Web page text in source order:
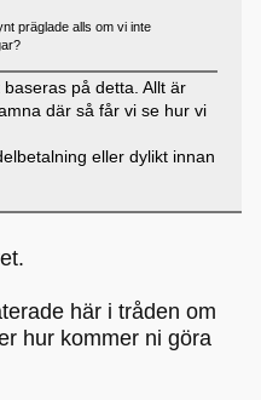
präglade alls om vi inte
på detta. Allt är
där så får vi se hur vi
eller dylikt innan
här i tråden om
hur kommer ni göra